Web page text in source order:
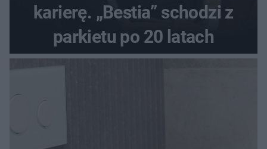
karierę. „Bestia” schodzi z
parkietu po 20 latach